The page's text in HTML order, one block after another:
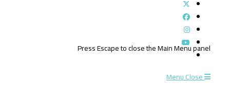
Press Escape to close the Main Menu panel
MenuClose